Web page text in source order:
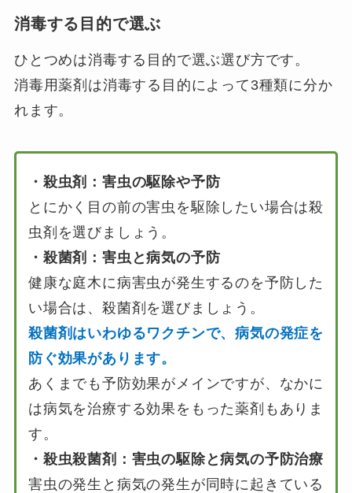
消毒する目的で選ぶ
ひとつめは消毒する目的で選ぶ選び方です。
消毒用薬剤は消毒する目的によって3種類に分か
れます。
・殺虫剤：害虫の駆除や予防
とにかく目の前の害虫を駆除したい場合は殺
虫剤を選びましょう。
・殺菌剤：害虫と病気の予防
健康な庭木に病害虫が発生するのを予防した
い場合は、殺菌剤を選びましょう。
殺菌剤はいわゆるワクチンで、病気の発症を
防ぐ効果があります。
あくまでも予防効果がメインですが、なかに
は病気を治療する効果をもった薬剤もありま
す。
・殺虫殺菌剤：害虫の駆除と病気の予防治療
害虫の発生と病気の発生が同時に起きている